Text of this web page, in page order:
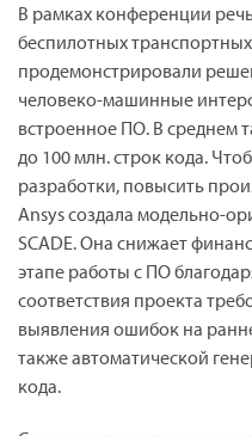
В рамках конференции
беспилотных
продемонстрировали
человеко-машинные
встроенное ПО. В среднем
до 100 млн. строк кода.
разработки, повысить
Ansys создала модельно-
SCADE. Она снижает
этапе работы с ПО
соответствия проекта
выявления ошибок на
также автоматической
кода.